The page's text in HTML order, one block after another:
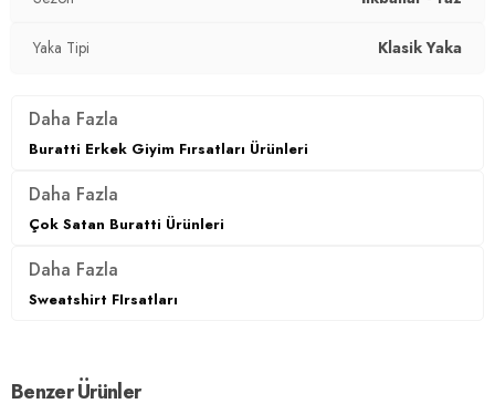
Yaş Grubu: Yetişkin
Menşei:Türkiye
3DY1CF26S125404.07
Yaka Tipi Klasik Yaka
Daha Fazla
Buratti Erkek Giyim Fırsatları Ürünleri
Daha Fazla
Çok Satan Buratti Ürünleri
Daha Fazla
Sweatshirt FIrsatları
Benzer Ürünler